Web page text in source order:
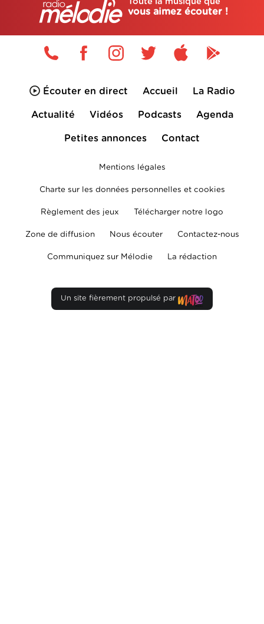
vous aimez écouter !
Écouter en direct Accueil La Radio
Actualité Vidéos Podcasts Agenda
Petites annonces Contact
Mentions légales
Charte sur les données personnelles et cookies
Règlement des jeux Télécharger notre logo
Zone de diffusion Nous écouter Contactez-nous
Communiquez sur Mélodie La rédaction
Un site fièrement propulsé par